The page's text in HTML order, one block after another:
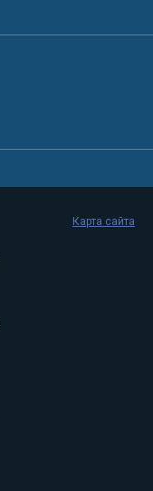
Карта сайта